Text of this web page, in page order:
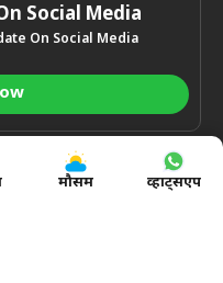
Social Media
On Social Media
मौसम व्हाट्सएप